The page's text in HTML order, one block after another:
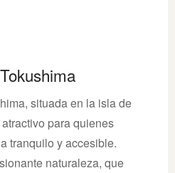
situada en la isla de
para quienes
tranquilo y accesible.
naturaleza, que